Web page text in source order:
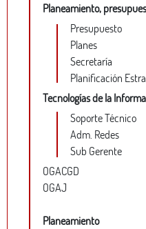
Planeamiento,
Presupuesto
Planes
Secretaría
Planificación
Tecnologías de la
Soporte Técnico
Adm. Redes
Sub Gerente
OGACGD
OGAJ
Planeamiento